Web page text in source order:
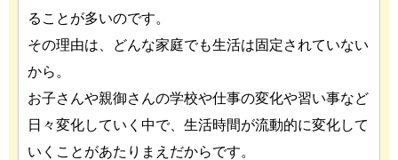
ることが多いのです。
その理由は、どんな家庭でも生活は固定されていない
から。
お子さんや親御さんの学校や仕事の変化や習い事など
日々変化していく中で、生活時間が流動的に変化して
いくことがあたりまえだからです。